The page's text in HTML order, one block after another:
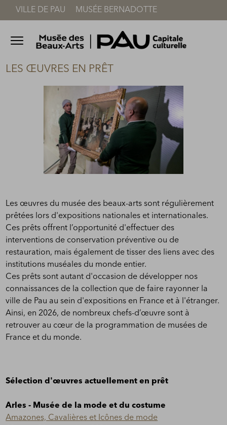
Accèder directement au contenu
Accèder directement au contenu
VILLE DE PAU MUSÉE BERNADOTTE
Ouvrir le menu
LES ŒUVRES EN PRÊT
Les œuvres du musée des beaux-arts sont régulièrement
prêtées lors d'expositions nationales et internationales.
Ces prêts offrent l’opportunité d'effectuer des
interventions de conservation préventive ou de
restauration, mais également de tisser des liens avec des
institutions muséales du monde entier.
Ces prêts sont autant d'occasion de développer nos
connaissances de la collection que de faire rayonner la
ville de Pau au sein d'expositions en France et à l'étranger.
Ainsi, en 2026, de nombreux chefs-d’œuvre sont à
retrouver au cœur de la programmation de musées de
France et du monde.
Sélection d'œuvres actuellement en prêt
Arles - Musée de la mode et du costume
Amazones, Cavalières et Icônes de mode